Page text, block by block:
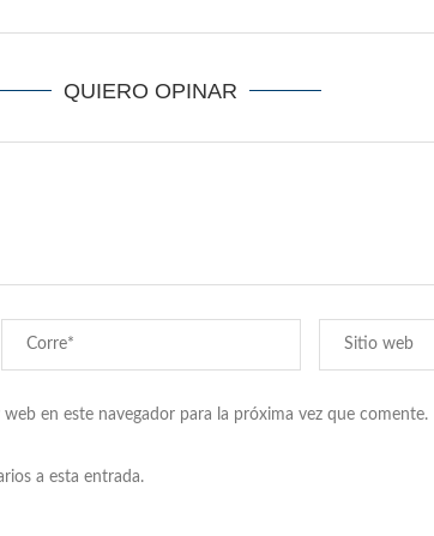
QUIERO OPINAR
en este navegador para la próxima vez que comente.
a esta entrada.